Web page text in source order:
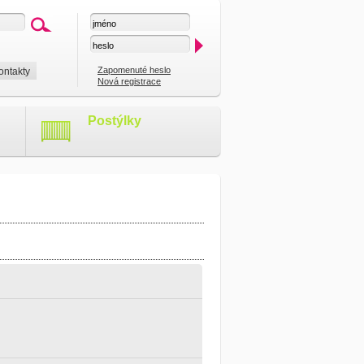
Zapomenuté heslo
Nová registrace
Postýlky